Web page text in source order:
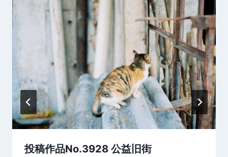
投稿作品No.3928 公益旧街